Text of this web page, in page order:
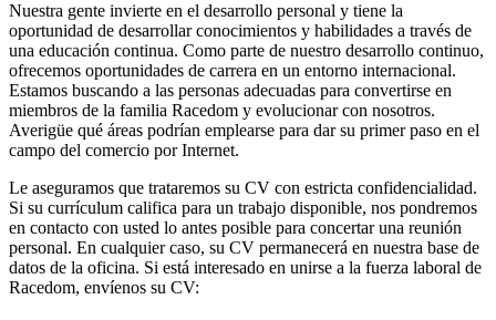
Nuestra gente invierte en el desarrollo personal y tiene la
oportunidad de desarrollar conocimientos y habilidades a través de
una educación continua. Como parte de nuestro desarrollo continuo,
ofrecemos oportunidades de carrera en un entorno internacional.
Estamos buscando a las personas adecuadas para convertirse en
miembros de la familia Racedom y evolucionar con nosotros.
Averigüe qué áreas podrían emplearse para dar su primer paso en el
campo del comercio por Internet.
Le aseguramos que trataremos su CV con estricta confidencialidad.
Si su currículum califica para un trabajo disponible, nos pondremos
en contacto con usted lo antes posible para concertar una reunión
personal. En cualquier caso, su CV permanecerá en nuestra base de
datos de la oficina. Si está interesado en unirse a la fuerza laboral de
Racedom, envíenos su CV: